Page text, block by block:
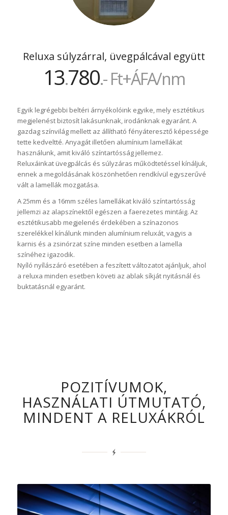
Reluxa súlyzárral, üvegpálcával együtt
13.780.- Ft+ÁFA/nm
Egyik legrégebbi beltéri árnyékolóink egyike, mely esztétikus
megjelenést biztosít lakásunknak, irodánknak egyaránt. A
gazdag színvilág mellett az állítható fényáteresztő képessége
tette kedveltté. Anyagát illetően alumínium lamellákat
használunk, amit kiváló színtartósság jellemez.
Reluxáinkat üvegpálcás és súlyzáras működtetéssel kínáljuk,
ennek a megoldásának köszönhetően rendkívül egyszerűvé
vált a lamellák mozgatása.
A 25mm és a 16mm széles lamellákat kiváló színtartósság
jellemzi az alapszínektől egészen a faerezetes mintáig. Az
esztétikusabb megjelenés érdekében a színazonos
szerelékkel kínálunk minden alumínium reluxát, vagyis a
karnis és a zsinórzat színe minden esetben a lamella
színéhez igazodik.
Nyíló nyílászáró esetében a feszített változatot ajánljuk, ahol
a reluxa minden esetben követi az ablak síkját nyitásnál és
buktatásnál egyaránt.
POZITÍVUMOK,
HASZNÁLATI ÚTMUTATÓ,
MINDENT A RELUXÁKRÓL